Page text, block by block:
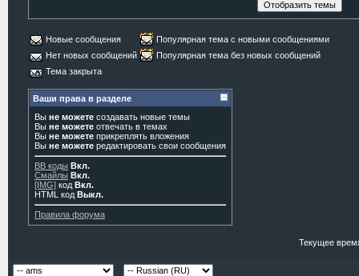
Новые сообщения
Популярная тема с новыми сообщениями
Нет новых сообщений
Популярная тема без новых сообщений
Тема закрыта
Ваши права в разделе
Вы не можете создавать новые темы
Вы не можете отвечать в темах
Вы не можете прикреплять вложения
Вы не можете редактировать свои сообщения
BB коды Вкл.
Смайлы Вкл.
[IMG] код Вкл.
HTML код Выкл.
Правила форума
Текущее